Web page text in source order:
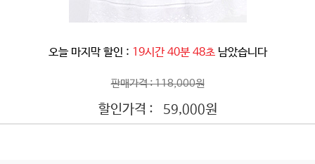
오늘 마지막 할인 : 19시간 40분 45초 남았습니다
판매가격 : 118,000원
할인가격 : 59,000원